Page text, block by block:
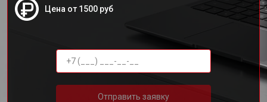
Цена от 1500 руб
Отправить заявку